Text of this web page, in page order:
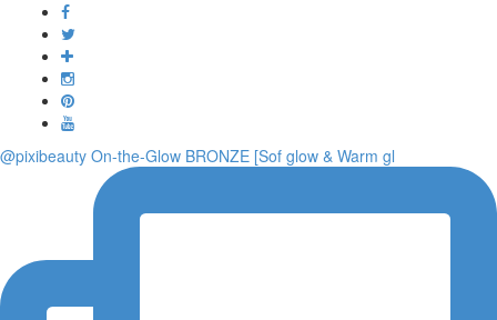
@pixibeauty On-the-Glow BRONZE [Sof glow & Warm gl